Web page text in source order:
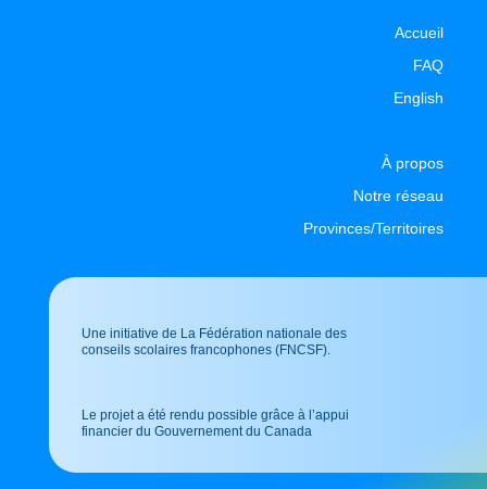
Accueil
FAQ
English
À propos
Notre réseau
Provinces/Territoires
Une initiative de La Fédération nationale des
conseils scolaires francophones (FNCSF).
Le projet a été rendu possible grâce à l’appui
financier du Gouvernement du Canada